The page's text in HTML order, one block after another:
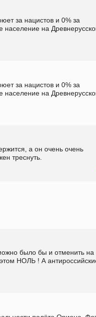
за нацистов и 0% за
население на
за нацистов и 0% за
население на
а он очень очень
треснуть.
было бы и отменить на
НОЛЬ ! А